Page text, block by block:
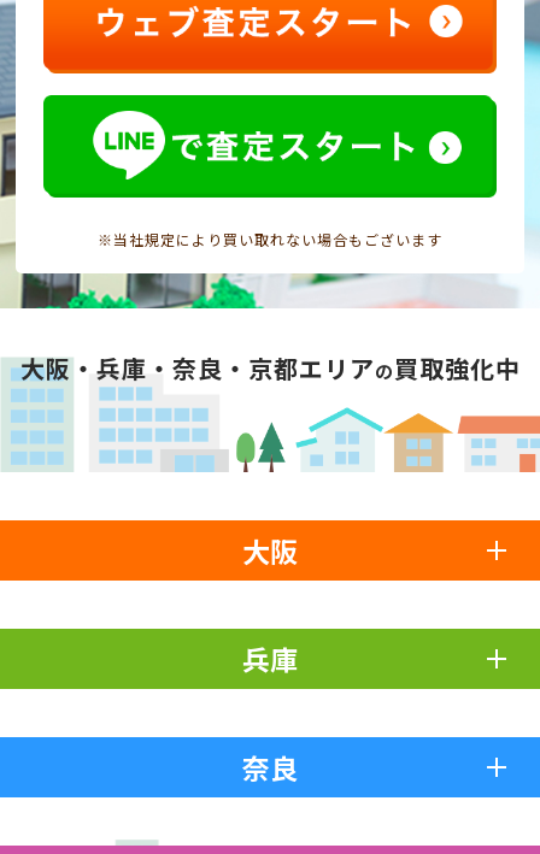
※当社規定により買い取れない場合もございます
大阪・兵庫・奈良・京都エリアの買取強化中
大阪
兵庫
奈良